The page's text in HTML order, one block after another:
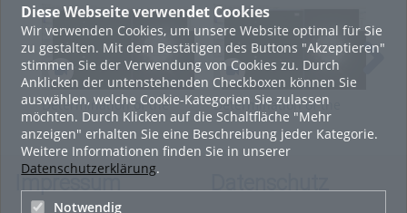
Diese Webseite verwendet Cookies
Wir verwenden Cookies, um unsere Website optimal für Sie
zu gestalten. Mit dem Bestätigen des Buttons "Akzeptieren"
stimmen Sie der Verwendung von Cookies zu. Durch
Anklicken der untenstehenden Checkboxen können Sie
auswählen, welche Cookie-Kategorien Sie zulassen
möchten. Durch Klicken auf die Schaltfläche "Mehr
anzeigen" erhalten Sie eine Beschreibung jeder Kategorie.
Weitere Informationen finden Sie in unserer
Datenschutzerklärung.
Notwendig
Determination of the
orientation matrix from
the Kikuchi pattern
Determination of the
orientation matrix from
the Kikuchi pattern
Impressum